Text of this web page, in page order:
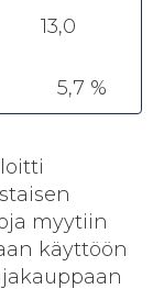
13,0
5,7 %
myytiin
käyttöön